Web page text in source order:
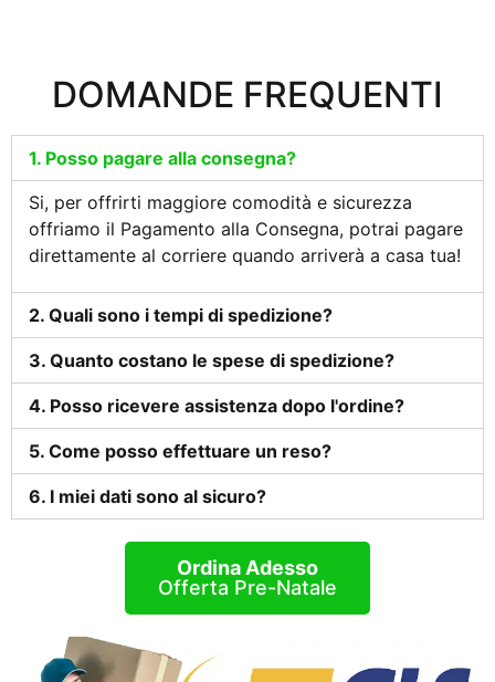
DOMANDE FREQUENTI
1. Posso pagare alla consegna?
Si, per offrirti maggiore comodità e sicurezza
offriamo il Pagamento alla Consegna, potrai pagare
direttamente al corriere quando arriverà a casa tua!
2. Quali sono i tempi di spedizione?
3. Quanto costano le spese di spedizione?
4. Posso ricevere assistenza dopo l'ordine?
5. Come posso effettuare un reso?
6. I miei dati sono al sicuro?
Ordina Adesso
Offerta Pre-Natale